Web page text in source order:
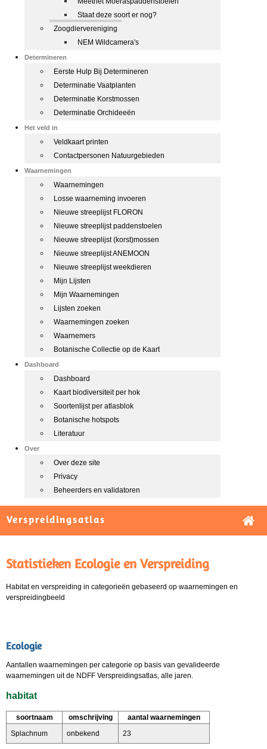
Staat deze soort er nog?
Zoogdiervereniging
NEM Wildcamera's
Determineren
Eerste Hulp Bij Determineren
Determinatie Vaatplanten
Determinatie Korstmossen
Determinatie Orchideeën
Het veld in
Veldkaart printen
Contactpersonen Natuurgebieden
Waarnemingen
Waarnemingen
Losse waarneming invoeren
Nieuwe streeplijst FLORON
Nieuwe streeplijst paddenstoelen
Nieuwe streeplijst (korst)mossen
Nieuwe streeplijst ANEMOON
Nieuwe streeplijst weekdieren
Mijn Lijsten
Mijn Waarnemingen
Lijsten zoeken
Waarnemingen zoeken
Waarnemers
Botanische Collectie op de Kaart
Dashboard
Dashboard
Kaart biodiversiteit per hok
Soortenlijst per atlasblok
Botanische hotspots
Literatuur
Over
Over deze site
Privacy
Beheerders en validatoren
Verspreidingsatlas
Statistieken Ecologie en Verspreiding
Habitat en verspreiding in categorieën gebaseerd op waarnemingen en
verspreidingbeeld
Ecologie
Aantallen waarnemingen per categorie op basis van gevalideerde
waarnemingen uit de NDFF Verspreidingsatlas, alle jaren.
habitat
soortnaam omschrijving
aantal waarnemingen
Splachnum
onbekend 23